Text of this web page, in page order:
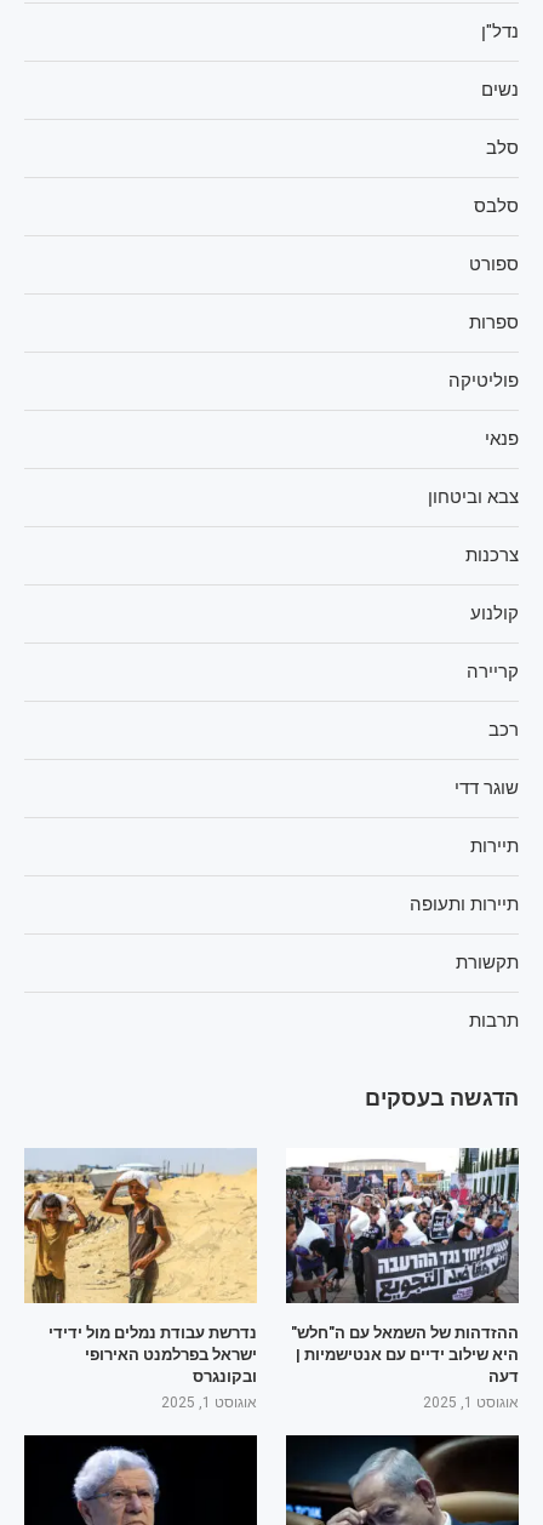
נדל"ן
נשים
סלב
סלבס
ספורט
ספרות
פוליטיקה
פנאי
צבא וביטחון
צרכנות
קולנוע
קריירה
רכב
שוגר דדי
תיירות
תיירות ותעופה
תקשורת
תרבות
הדגשה בעסקים
ההזדהות של השמאל עם ה"חלש"
היא שילוב ידיים עם אנטישמיות |
דעה
אוגוסט 1, 2025
נדרשת עבודת נמלים מול ידידי
ישראל בפרלמנט האירופי
ובקונגרס
אוגוסט 1, 2025